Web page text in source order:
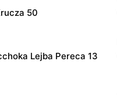
50
Lejba Pereca 13